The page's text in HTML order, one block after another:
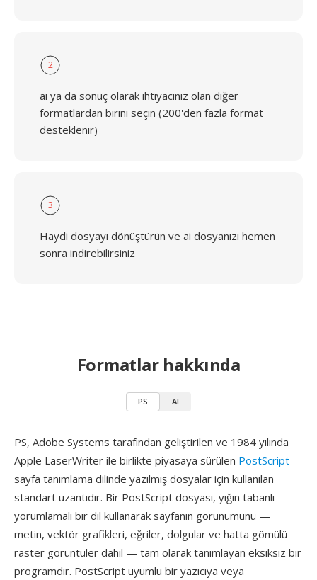
2
ai ya da sonuç olarak ihtiyacınız olan diğer
formatlardan birini seçin (200'den fazla format
desteklenir)
3
Haydi dosyayı dönüştürün ve ai dosyanızı hemen
sonra indirebilirsiniz
Formatlar hakkında
PS AI
PS, Adobe Systems tarafından geliştirilen ve 1984 yılında
Apple LaserWriter ile birlikte piyasaya sürülen PostScript
sayfa tanımlama dilinde yazılmış dosyalar için kullanılan
standart uzantıdır. Bir PostScript dosyası, yığın tabanlı
yorumlamalı bir dil kullanarak sayfanın görünümünü —
metin, vektör grafikleri, eğriler, dolgular ve hatta gömülü
raster görüntüler dahil — tam olarak tanımlayan eksiksiz bir
programdır. PostScript uyumlu bir yazıcıya veya